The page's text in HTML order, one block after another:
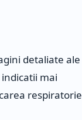
detaliate ale
mai
respiratorie